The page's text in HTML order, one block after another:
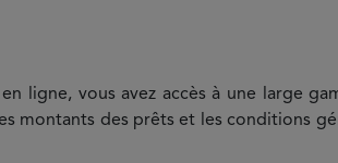
ligne, vous avez accès à une large
montants des prêts et les conditions